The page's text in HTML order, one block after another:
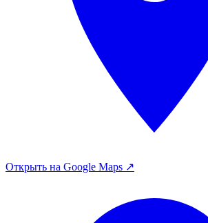
Открыть на Google Maps ↗